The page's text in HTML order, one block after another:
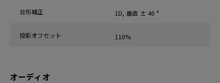
台形補正 1D, 垂直 ± 40 °
投影オフセット 110%
オーディオ